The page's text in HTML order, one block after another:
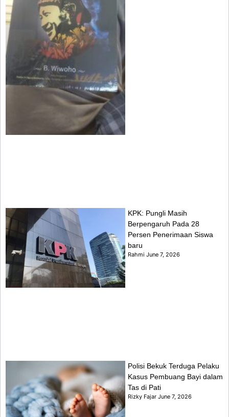
KPK: Pungli Masih
Berpengaruh Pada 28
Persen Penerimaan Siswa
baru
RahmiJune 7, 2026
Polisi Bekuk Terduga Pelaku
Kasus Pembuang Bayi dalam
Tas di Pati
Rizky FajarJune 7, 2026